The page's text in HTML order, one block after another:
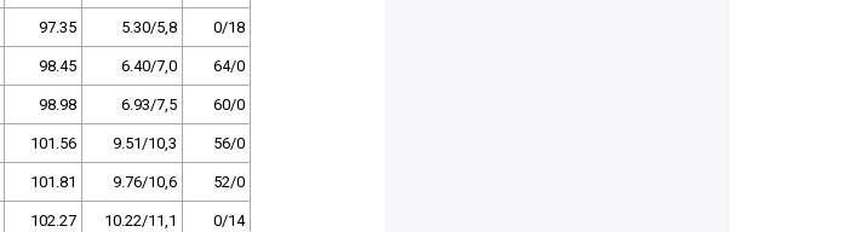
97.35 5.30/5,8 0/18
98.45 6.40/7,0 64/0
98.98 6.93/7,5 60/0
101.56 9.51/10,3 56/0
101.81 9.76/10,6 52/0
102.27 10.22/11,1 0/14